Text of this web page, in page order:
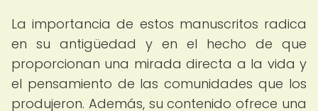
La importancia de estos manuscritos radica
en su antigüedad y en el hecho de que
proporcionan una mirada directa a la vida y
el pensamiento de las comunidades que los
produjeron. Además, su contenido ofrece una